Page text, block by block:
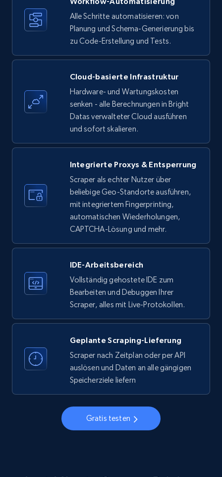
35.3K+ 5.7K+ Gratis testen
Amazon products - find products by using
upc numbers
Title, Seller name, Brand, Description, Initial
price, Currency, Availability, Reviews count, and
LinkedIn company information
ID, Name, Country code, Locations, Followers,
Employees in linkedin, About, Specialties, and
3.5K+ Gratis testen
business account, Is professional account, Is
verified, and more.
3.5K+ Gratis testen
Instagram - Profiles - Collect profile
Alle Schritte automatisieren: von
Planung und Schema-Generierung bis
zu Code-Erstellung und Tests.
Cloud-basierte Infrastruktur
Hardware- und Wartungskosten
senken - alle Berechnungen in Bright
Datas verwalteter Cloud ausführen
und sofort skalieren.
Integrierte Proxys & Entsperrung
Scraper als echter Nutzer über
beliebige Geo-Standorte ausführen,
mit integriertem Fingerprinting,
automatischen Wiederholungen,
CAPTCHA-Lösung und mehr.
IDE-Arbeitsbereich
Vollständig gehostete IDE zum
Bearbeiten und Debuggen Ihrer
Scraper, alles mit Live-Protokollen.
Geplante Scraping-Lieferung
Scraper nach Zeitplan oder per API
auslösen und Daten an alle gängigen
Speicherziele liefern
Gratis testen